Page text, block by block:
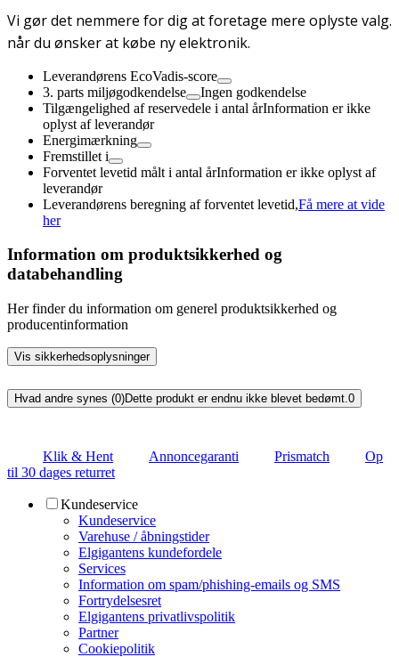
Vi gør det nemmere for dig at foretage mere oplyste valg.
når du ønsker at købe ny elektronik.
Leverandørens EcoVadis-score
3. parts miljøgodkendelse
Ingen godkendelse
Tilgængelighed af reservedele i antal årInformation er ikke
oplyst af leverandør
Energimærkning
Fremstillet i
Forventet levetid målt i antal årInformation er ikke oplyst af
leverandør
Leverandørens beregning af forventet levetid,Få mere at vide
her
Information om produktsikkerhed og
databehandling
Her finder du information om generel produktsikkerhed og
producentinformation
Vis sikkerhedsoplysninger
Hvad andre synes (0)Dette produkt er endnu ikke blevet bedømt. 0
Klik & Hent Annoncegaranti Prismatch
Op
til 30 dages returret
Kundeservice
Kundeservice
Varehuse / åbningstider
Elgigantens kundefordele
Services
Information om spam/phishing-emails og SMS
Fortrydelsesret
Elgigantens privatlivspolitik
Partner
Cookiepolitik